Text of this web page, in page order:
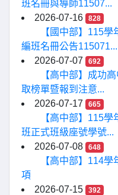
班名冊與導師11507...
2026-07-16
828
【國中部】115
編班名冊公告115071...
2026-07-07
692
【高中部】成功
取榜單暨報到注意...
2026-07-17
665
【高中部】115
班正式班級座號學號...
2026-07-08
648
【高中部】114
項
2026-07-15
392